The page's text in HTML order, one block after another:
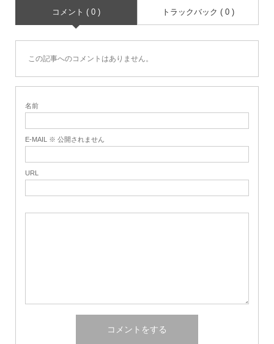
コメント ( 0 ) トラックバック ( 0 )
この記事へのコメントはありません。
名前
E-MAIL ※ 公開されません
URL